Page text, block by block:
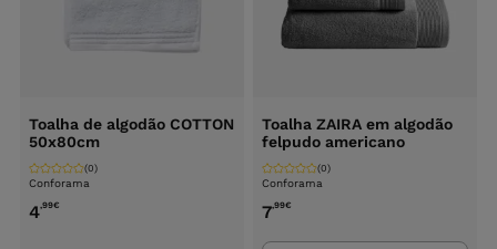
Toalha de algodão COTTON
50x80cm
Conforama
(0)
4,99€
Toalha ZAIRA em algodão
felpudo americano
Conforama
(0)
7,99€